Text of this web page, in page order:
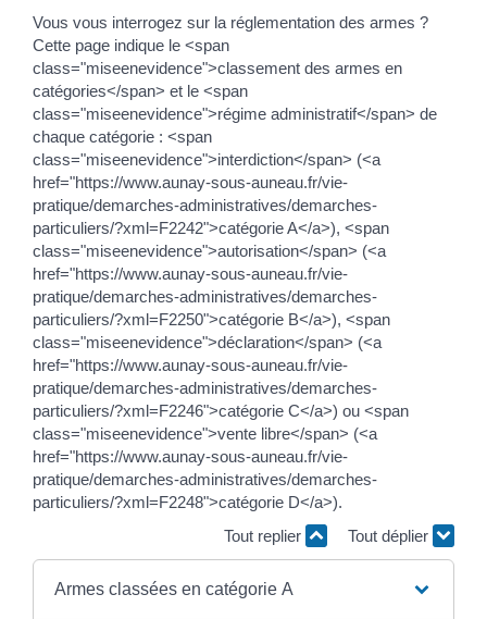
Vous vous interrogez sur la réglementation des armes ?
Cette page indique le <span
class="miseenevidence">classement des armes en
catégories</span> et le <span
class="miseenevidence">régime administratif</span> de
chaque catégorie : <span
class="miseenevidence">interdiction</span> (<a
href="https://www.aunay-sous-auneau.fr/vie-
pratique/demarches-administratives/demarches-
particuliers/?xml=F2242">catégorie A</a>), <span
class="miseenevidence">autorisation</span> (<a
href="https://www.aunay-sous-auneau.fr/vie-
pratique/demarches-administratives/demarches-
particuliers/?xml=F2250">catégorie B</a>), <span
class="miseenevidence">déclaration</span> (<a
href="https://www.aunay-sous-auneau.fr/vie-
pratique/demarches-administratives/demarches-
particuliers/?xml=F2246">catégorie C</a>) ou <span
class="miseenevidence">vente libre</span> (<a
href="https://www.aunay-sous-auneau.fr/vie-
pratique/demarches-administratives/demarches-
particuliers/?xml=F2248">catégorie D</a>).
Tout replier
Tout déplier
Armes classées en catégorie A